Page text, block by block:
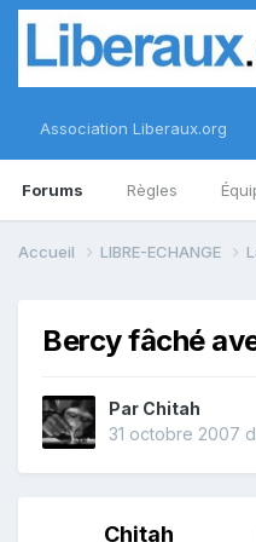
Association Liberaux.org
Forums Règles
Accueil LIBRE-ECHANGE
Bercy fâché
Par Chitah
31 octobre 2007
Chitah